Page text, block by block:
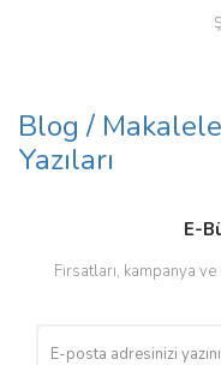
Blog /
Yazıları
E-
Fırsatları, kampanya